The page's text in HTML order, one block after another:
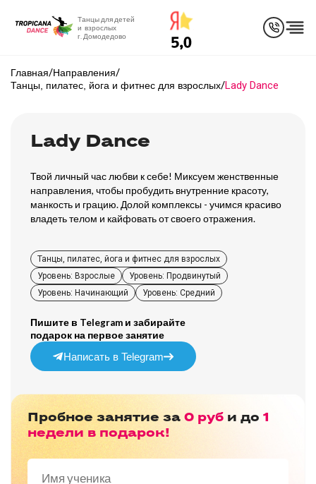
Танцы для детей
и взрослых
г. Домодедово
Главная/Направления/
Танцы, пилатес, йога и фитнес для взрослых/Lady Dance
Lady Dance
Твой личный час любви к себе! Миксуем женственные
направления, чтобы пробудить внутренние красоту,
манкость и грацию. Долой комплексы - учимся красиво
владеть телом и кайфовать от своего отражения.
Танцы, пилатес, йога и фитнес для взрослых
Уровень: Взрослые
Уровень: Продвинутый
Уровень: Начинающий
Уровень: Средний
Пишите в Telegram и забирайте
подарок на первое занятие
Написать в Telegram
Пробное занятие за 0 руб и до 1
недели в подарок!